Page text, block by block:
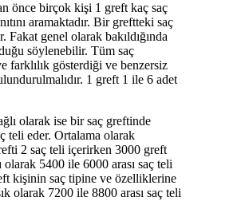
önce birçok kişi 1 greft kaç saç
aramaktadır. Bir greftteki saç
Fakat genel olarak bakıldığında
söylenebilir. Tüm saç
farklılık gösterdiği ve benzersiz
1 greft 1 ile 6 adet
olarak ise bir saç greftinde
teli eder. Ortalama olarak
2 saç teli içerirken 3000 greft
5400 ile 6000 arası saç teli
kişinin saç tipine ve özelliklerine
olarak 7200 ile 8800 arası saç teli